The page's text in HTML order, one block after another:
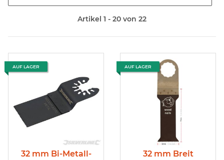
Artikel 1 - 20 von 22
AUF LAGER
32 mm Bi-Metall-
AUF LAGER
32 mm Breit